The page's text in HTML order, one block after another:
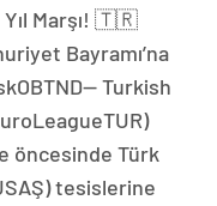
Yıl Marşı! 🇹🇷
Bayramı’na
Turkish
öncesinde Türk
tesislerine